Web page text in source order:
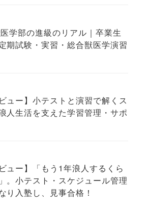
学部の進級のリアル｜卒業生
期試験・実習・総合獣医学演習
ュー】小テストと演習で解くス
人生活を支えた学習管理・サポ
ュー】「もう1年浪人するくら
。小テスト・スケジュール管理
り入塾し、見事合格！